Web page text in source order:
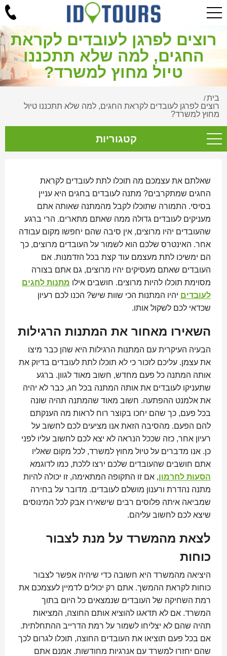
רוצים לפרגן לעובדים לקראת
החגים, למה שלא תתכננו
טיול מחוץ למשרד?
בית/
רוצים לפרגן לעובדים לקראת החגים, למה שלא תתכננו טיול
מחוץ למשרד?
קטגוריות
שאלתם את עצמכם מה תוכלו לתת לעובדים לקראת
החגים שמתקרבים? מתנה לעובדים בחגים היא עניין
בסיסי. התמורה שתוכלו לקבל מהמתנה שאותה אתם
מעניקים לעובדים גדולה ממה שאתם מתארים. הרי ברגע
שהעובדים יהיו מרוצים, אין סיבה שהם יחפשו מקום עבודה
אחר. האינטרס שלכם הוא לשמור על העובדים מרוצים, כך
הם ימשיכו לתת מעצמם עוד קצת בכל הזדמנות. אם
העובדים שאתם מעסיקים יהיו מרוצים, גם אתם בצורה
מסוימת תוכלו להיות מרוצים. חושבים אילו מתנות לחגים
לעובדים יהיו המתנות הכי שוות שיש? הכנו לכם רעיון
שכדאי לכם לשקול אותו.
השאירו מאחור את המתנות הרגילות
הבעיה העיקרית עם המתנות הרגילות היא שהן כבר מיצו
את עצמן. עליכם לזכור כי לא תוכלו לתת לעובדים בדיוק את
אותה המתנה כל פעם מחדש, חשוב מאוד לגוון. ברגע
שתעניקו לעובדים את אותה המתנה בכל חג, כבר לא יהיה
את אלמנט ההפתעה. חשוב מאוד שהמתנה תהיה שונה
בכל פעם, כך שהם יחכו בקוצר רוח לראות מה הענקתם
להם הפעם. מהסיבה הזאת אנו מציעים לכם לחשוב על
רעיון אחר, כזה שככל הנראה לא יצא לכם לחשוב עליו לפני
כן. אנו מדברים על טיול מחוץ למשרד, לכל מקום שאליו
אתם חושבים שהעובדים שלכם ירצו ללכת, כמו לדוגמא
הסעות לחרמון, אם זו התקופה המתאימה, זו יכולה להיות
מתנה נהדרת ורענון מושלם לעובדים. מדובר על בחירה
שמביאה איתה פלוסים רבים שישאירו אבק לכל המינוסים
שיצא לכם לחשוב עליהם.
לצאת מהמשרד על מנת לצבור
כוחות
היציאה מהמשרד היא חשובה כדי שיהיה אפשר לצבור
כוחות לקראת ההמשך. אתם רק יכולים לדמיין לעצמכם את
רמת השחיקה של העובדים שנמצאים כל היום בתוך
המשרד. אם לא תדאגו להוציא אותם החוצה, המציאות
תהיה שהם לא יצליחו לשמור על רמת הדרייב ההתחלתית.
אם בכל פעם תוציאו את העובדים החוצה, תוכלו לגרום לכך
שהם יחזרו למשרד עם אנרגיות מחודשות. אמנם אתם